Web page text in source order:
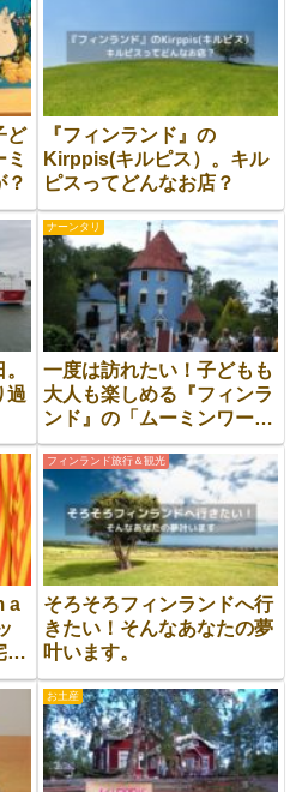
ど
？
『フィンランド』の
Kirppis(キルピス）。キル
ピスってどんなお店？
過
ナーンタリ
一度は訪れたい！子どもも
大人も楽しめる『フィンラ
ンド』の「ムーミンワール
ド」
a
の
フィンランド旅行＆観光
そろそろフィンランドへ行
きたい！そんなあなたの夢
叶います。
お土産